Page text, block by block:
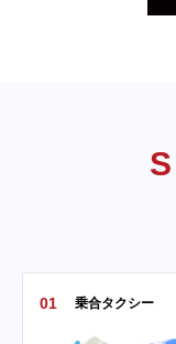
01 乗合タクシー